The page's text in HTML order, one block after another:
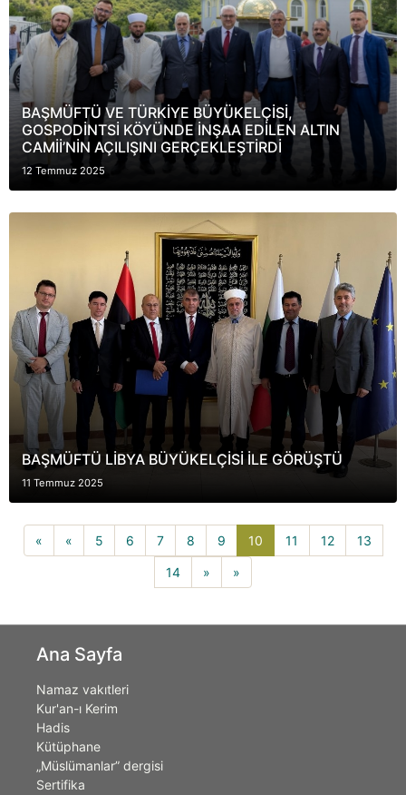
BAŞMÜFTÜ VE TÜRKİYE BÜYÜKELÇİSİ,
GOSPODİNTSİ KÖYÜNDE İNŞAA EDİLEN ALTIN
CAMİİ’NİN AÇILIŞINI GERÇEKLEŞTİRDİ
12 Temmuz 2025
BAŞMÜFTÜ LİBYA BÜYÜKELÇİSİ İLE GÖRÜŞTÜ
11 Temmuz 2025
« « 5 6 7 8 9 1010(current)
11 12 13
14 » »
Ana Sayfa
Namaz vakıtleri
Kur'an-ı Kerim
Hadis
Kütüphane
„Müslümanlar” dergisi
Sertifika